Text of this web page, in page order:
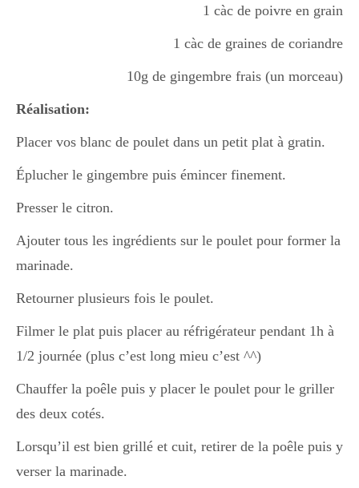
Tuto
Divers
Semaines Spéciales
apéro
1 càc de poivre en grain
1 càc de graines de coriandre
10g de gingembre frais (un morceau)
Réalisation:
Placer vos blanc de poulet dans un petit plat à gratin.
Éplucher le gingembre puis émincer finement.
Presser le citron.
Ajouter tous les ingrédients sur le poulet pour former la
marinade.
Retourner plusieurs fois le poulet.
Filmer le plat puis placer au réfrigérateur pendant 1h à
1/2 journée (plus c’est long mieu c’est ^^)
Chauffer la poêle puis y placer le poulet pour le griller
des deux cotés.
Lorsqu’il est bien grillé et cuit, retirer de la poêle puis y
verser la marinade.